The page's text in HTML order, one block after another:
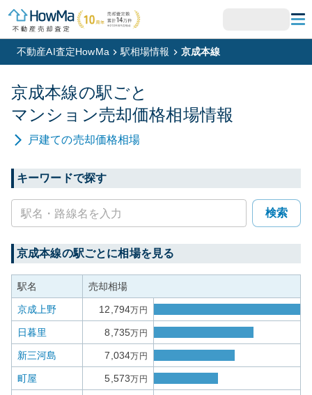
不動産AI査定HowMa 駅相場情報 京成本線
京成本線の駅ごと
マンション売却価格相場情報
戸建ての売却価格相場
キーワードで探す
検索
京成本線の駅ごとに相場を見る
駅名 売却相場
京成上野 12,794万円
日暮里 8,735万円
新三河島 7,034万円
町屋 5,573万円